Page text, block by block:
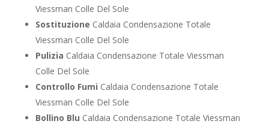
Viessman Colle Del Sole
Sostituzione Caldaia Condensazione Totale
Viessman Colle Del Sole
Pulizia Caldaia Condensazione Totale Viessman
Colle Del Sole
Controllo Fumi Caldaia Condensazione Totale
Viessman Colle Del Sole
Bollino Blu Caldaia Condensazione Totale Viessman